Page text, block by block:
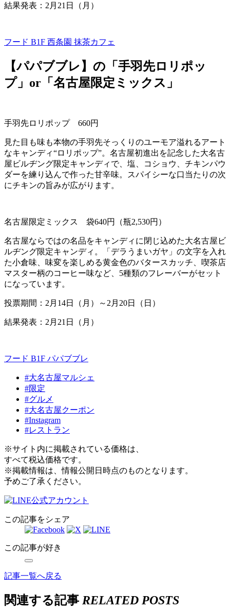
結果発表：2月21日（月）
フード B1F 西条園 抹茶カフェ
【パパブブレ】の「手羽先ロリポッ
プ」or「名古屋限定ミックス」
手羽先ロリポップ 660円
見た目も味も本物の手羽先そっくりのユーモア溢れるアート
なキャンディ“ロリポップ”。名古屋初進出を記念した大名古
屋ビルヂング限定キャンディで、塩、コショウ、チキンパウ
ダーを練り込んで作った甘辛味。スパイシーな口当たりの次
にチキンの旨みが広がります。
名古屋限定ミックス 袋640円（瓶2,530円）
名古屋ならではの名品をキャンディに閉じ込めた大名古屋ビ
ルヂング限定キャンディ。「デラうまいガヤ」の文字を入れ
た小倉味、味変を楽しめる黄金色のバタースカッチ、喫茶店
マスター柄のコーヒー味など、 5種類のフレーバーがセット
になっています。
投票期間： 2月 14日（月）～2月 20日（日）
結果発表：2月21日（月）
フード B1F パパブブレ
#大名古屋マルシェ
#限定
#グルメ
#大名古屋クーポン
#Instagram
#レストラン
※サイト内に掲載されている価格は、
すべて税込価格です。
※掲載情報は、情報公開日時点のものとなります。
予めご了承ください。
この記事をシェア
この記事が好き
記事一覧へ戻る
関連する記事 RELATED POSTS